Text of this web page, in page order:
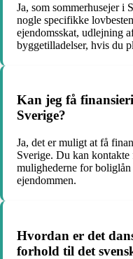
Ja, som sommerhusejer i
nogle specifikke
ejendomsskat, udlejning
byggetilladelser, hvis du
Kan jeg få
Sverige?
Ja, det er muligt at få
Sverige. Du kan
mulighederne for
ejendommen.
Hvordan er det
forhold til det